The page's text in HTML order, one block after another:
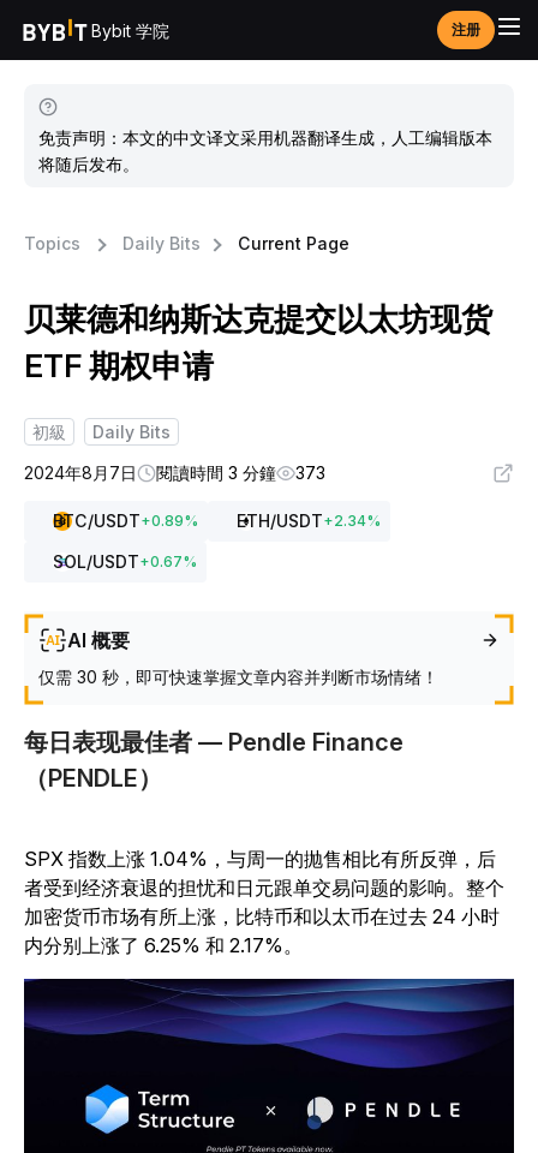
Bybit 学院 注册
免责声明：本文的中文译文采用机器翻译生成，人工编辑版本
将随后发布。
Topics Daily Bits Current Page
贝莱德和纳斯达克提交以太坊现货
ETF 期权申请
初級
Daily Bits
2024年8月7日
閱讀時間 3 分鐘 373
BTC/USDT+0.89% ETH/USDT+2.34%
SOL/USDT+0.67%
AI 概要
仅需 30 秒，即可快速掌握文章内容并判断市场情绪！
每日表现最佳者 — Pendle Finance
（PENDLE）
SPX 指数上涨 1.04%，与周一的抛售相比有所反弹，后
者受到经济衰退的担忧和日元跟单交易问题的影响。整个
加密货币市场有所上涨，比特币和以太币在过去 24 小时
内分别上涨了 6.25% 和 2.17%。